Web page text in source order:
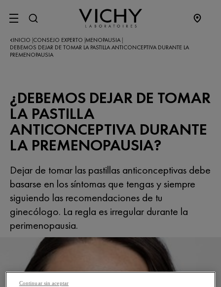
SITE MENU
INICIO CONSEJO EXPERTO MENOPAUSIA
DEBEMOS DEJAR DE TOMAR LA PASTILLA ANTICONCEPTIVA DURANTE LA
PREMENOPAUSIA
¿DEBEMOS DEJAR DE TOMAR
LA PASTILLA
ANTICONCEPTIVA DURANTE
LA PREMENOPAUSIA?
Dejar de tomar las pastillas anticonceptivas debe
basarse en los síntomas que tengas y siempre
siguiendo las recomendaciones de tu
ginecólogo. La regla es irregular durante la
perimenopausia.
Continuar sin aceptar